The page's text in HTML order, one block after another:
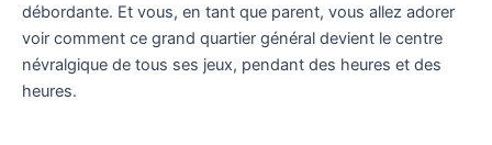
débordante. Et vous, en tant que parent, vous allez adorer
voir comment ce grand quartier général devient le centre
névralgique de tous ses jeux, pendant des heures et des
heures.